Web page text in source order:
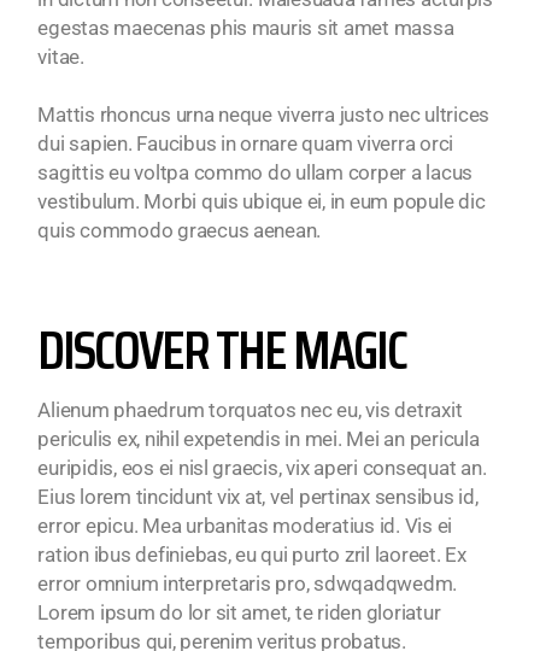
egestas maecenas phis mauris sit amet massa
vitae.
Mattis rhoncus urna neque viverra justo nec ultrices
dui sapien. Faucibus in ornare quam viverra orci
sagittis eu voltpa commo do ullam corper a lacus
vestibulum. Morbi quis ubique ei, in eum popule dic
quis commodo graecus aenean.
DISCOVER THE MAGIC
Alienum phaedrum torquatos nec eu, vis detraxit
periculis ex, nihil expetendis in mei. Mei an pericula
euripidis, eos ei nisl graecis, vix aperi consequat an.
Eius lorem tincidunt vix at, vel pertinax sensibus id,
error epicu. Mea urbanitas moderatius id. Vis ei
ration ibus definiebas, eu qui purto zril laoreet. Ex
error omnium interpretaris pro, sdwqadqwedm.
Lorem ipsum do lor sit amet, te riden gloriatur
temporibus qui, perenim veritus probatus.